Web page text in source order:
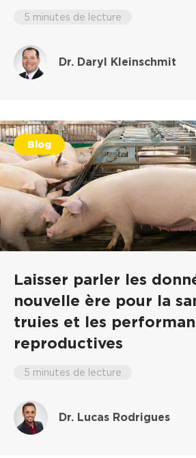
5 minutes de lecture
Dr. Daryl Kleinschmit
Blog
Laisser parler les
nouvelle ère pour la
truies et les
reproductives
5 minutes de lecture
Dr. Lucas Rodrigues